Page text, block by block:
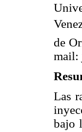
de
mail:
Las
bajo